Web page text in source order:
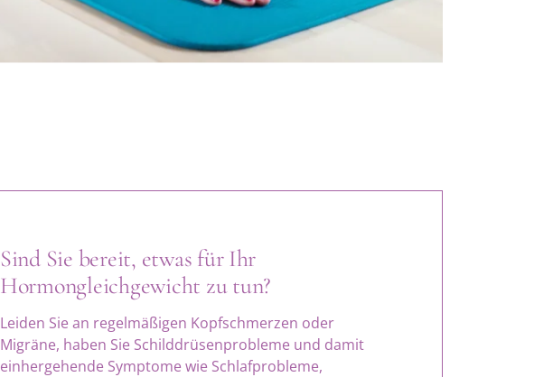
Sind Sie bereit, etwas für Ihr
Hormongleichgewicht zu tun?
Leiden Sie an regelmäßigen Kopfschmerzen oder
Migräne, haben Sie Schilddrüsenprobleme und damit
einhergehende Symptome wie Schlafprobleme,